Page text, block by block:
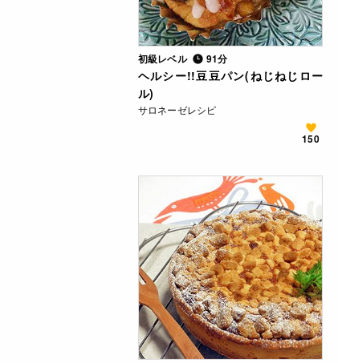
初級レベル 91分
ヘルシー!!豆豆パン(ねじねじロー
ル)
サロネーゼレシピ
150